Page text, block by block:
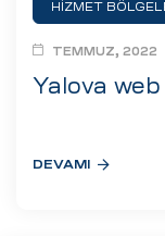
HİZMET
Yalova web
TEMMUZ, 2022
DEVAMI